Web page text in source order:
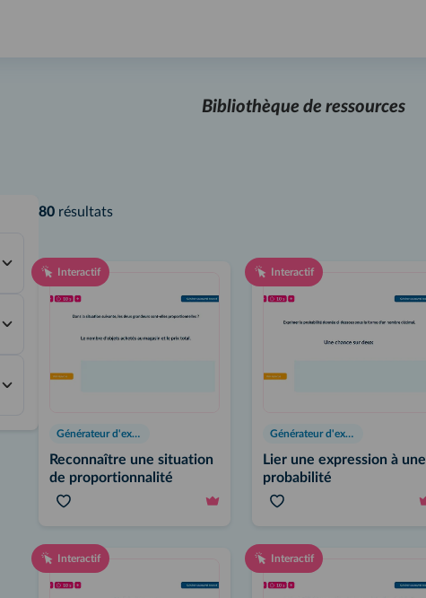
Bibliothèque de ressources
80 résultats
Interactif
Générateur d'exercices
Reconnaître une situation
de proportionnalité
Interactif
Générateur d'exercices
Lier une expression à une
probabilité
Interactif Interactif